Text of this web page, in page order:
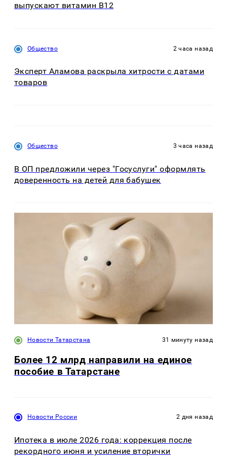
выпускают витамин B12
Общество 2 часа назад
Эксперт Аламова раскрыла хитрости с датами
товаров
Общество 3 часа назад
В ОП предложили через "Госуслуги" оформлять
доверенность на детей для бабушек
Новости Татарстана 31 минуту назад
Более 12 млрд направили на единое
пособие в Татарстане
Новости России 2 дня назад
Ипотека в июле 2026 года: коррекция после
рекордного июня и усиление вторички